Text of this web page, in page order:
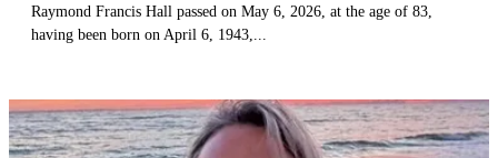
Raymond Francis Hall passed on May 6, 2026, at the age of 83,
having been born on April 6, 1943,...